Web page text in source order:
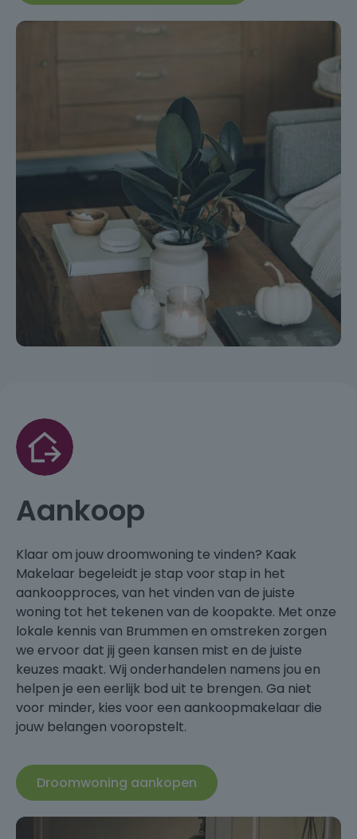
Aankoop
Klaar om jouw droomwoning te vinden? Kaak
Makelaar begeleidt je stap voor stap in het
aankoopproces, van het vinden van de juiste
woning tot het tekenen van de koopakte. Met onze
lokale kennis van Brummen en omstreken zorgen
we ervoor dat jij geen kansen mist en de juiste
keuzes maakt. Wij onderhandelen namens jou en
helpen je een eerlijk bod uit te brengen. Ga niet
voor minder, kies voor een aankoopmakelaar die
jouw belangen vooropstelt.
Droomwoning aankopen